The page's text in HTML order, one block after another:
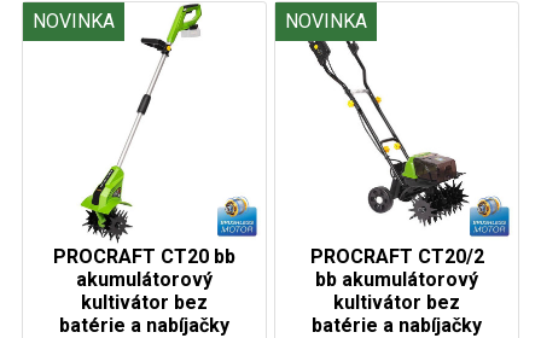
NOVINKA
PROCRAFT CT20 bb
akumulátorový
kultivátor bez
batérie a nabíjačky
NOVINKA
PROCRAFT CT20/2
bb akumulátorový
kultivátor bez
batérie a nabíjačky